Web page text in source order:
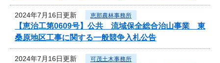
2024年7月16日更新 恵那農林事務所
【恵治工第0609号】公共 流域保全総合治山事業 東
桑原地区工事に関する一般競争入札公告
2024年7月16日更新 可茂土木事務所